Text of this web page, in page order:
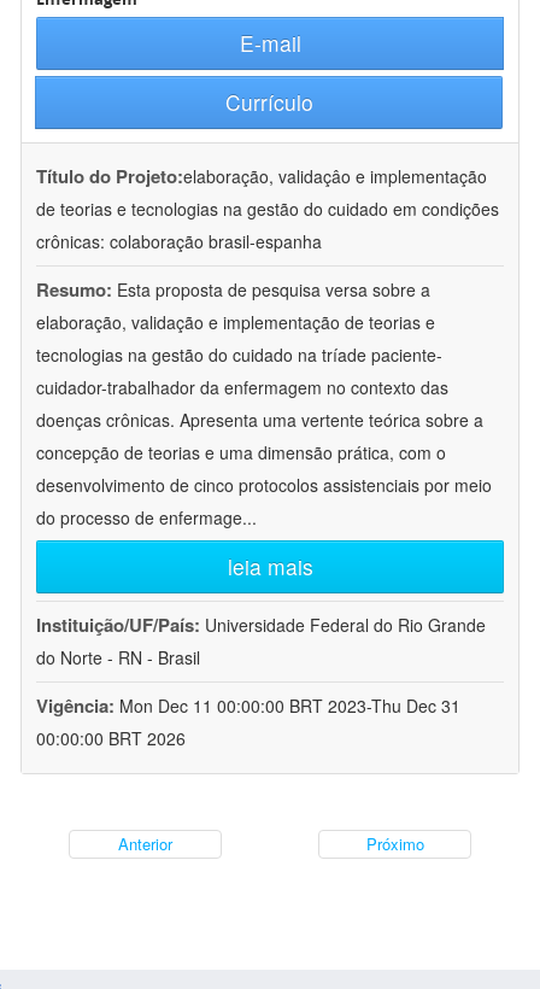
E-mail
Currículo
Título do Projeto:elaboração, validaçâo e implementação
de teorias e tecnologias na gestão do cuidado em condições
crônicas: colaboração brasil-espanha
Resumo: Esta proposta de pesquisa versa sobre a
elaboração, validação e implementação de teorias e
tecnologias na gestão do cuidado na tríade paciente-
cuidador-trabalhador da enfermagem no contexto das
doenças crônicas. Apresenta uma vertente teórica sobre a
concepção de teorias e uma dimensão prática, com o
desenvolvimento de cinco protocolos assistenciais por meio
do processo de enfermage...
leia mais
Instituição/UF/País: Universidade Federal do Rio Grande
do Norte - RN - Brasil
Vigência: Mon Dec 11 00:00:00 BRT 2023-Thu Dec 31
00:00:00 BRT 2026
Anterior Próximo